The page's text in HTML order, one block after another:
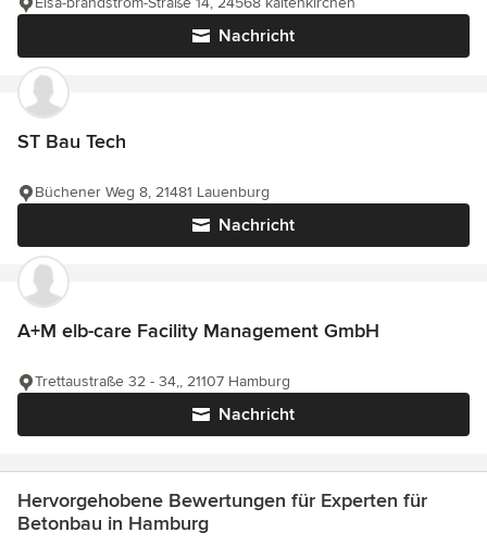
Nachricht
ST Bau Tech
Nachricht
Büchener Weg 8, 21481 Lauenburg
A+M elb-care Facility Management GmbH
Nachricht
Trettaustraße 32 - 34,, 21107 Hamburg
Hervorgehobene Bewertungen für Experten für
Betonbau in Hamburg